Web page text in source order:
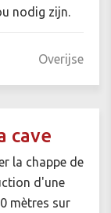
nodig zijn.
Overijse
cave
la chappe de
d'une
mètres sur